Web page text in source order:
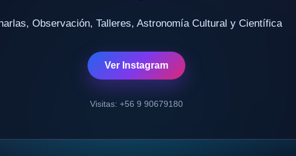
Observación, Talleres, Astronomía Cultural y Científica
Ver Instagram
Visitas: +56 9 90679180